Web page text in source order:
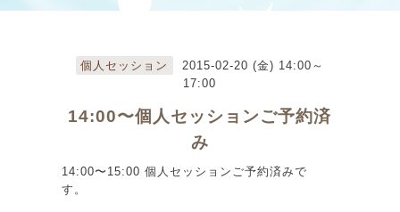
個人セッション
2015-02-20 (金) 14:00～
17:00
14:00〜個人セッションご予約済
み
14:00〜15:00 個人セッションご予約済みで
す。